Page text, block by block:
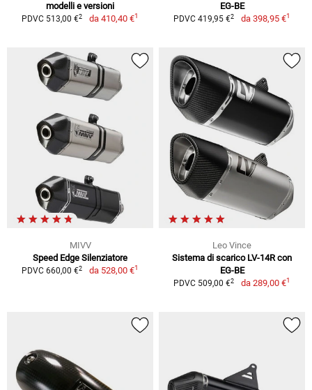
modelli e versioni
PDVC 513,00 €2 da 410,40 €1
EG-BE
PDVC 419,95 €2 da 398,95 €1
MIVV
Speed Edge Silenziatore
PDVC 660,00 €2 da 528,00 €1
Leo Vince
Sistema di scarico LV-14R con
EG-BE
PDVC 509,00 €2 da 289,00 €1